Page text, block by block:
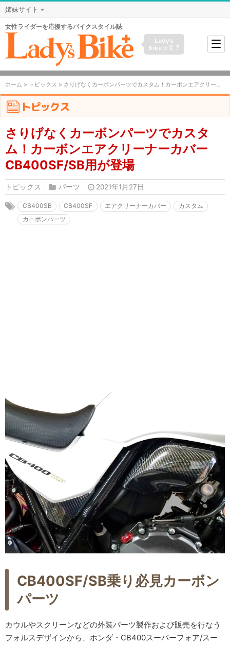
姉妹サイト
女性ライダーを応援するバイクスタイル誌
Lady's
Bikeって？
ホーム > トピックス > さりげなくカーボンパーツでカスタム！カーボンエアクリーナーカバーCB400SF/SB用が登場
トピックス
さりげなくカーボンパーツでカスタ
ム！カーボンエアクリーナーカバー
CB400SF/SB用が登場
トピックス パーツ 2021年1月27日
CB400SB CB400SF エアクリーナーカバー
カスタム
カーボンパーツ
CB400SF/SB乗り必見カーボン
パーツ
カウルやスクリーンなどの外装パーツ製作および販売を行なう
フォルスデザインから、ホンダ・CB400スーパーフォア/スー